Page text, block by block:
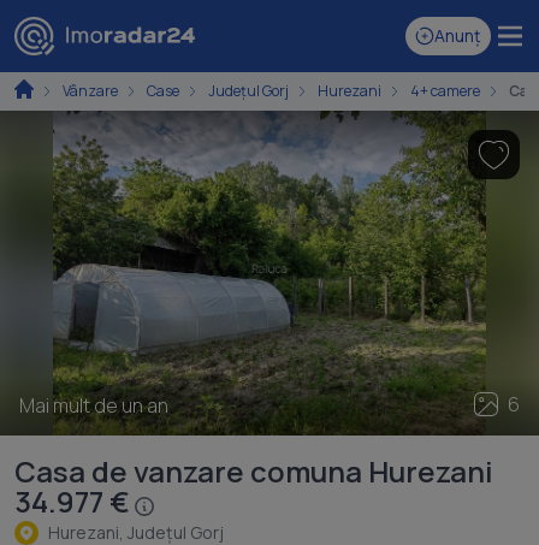
Anunț
Vânzare Case Județul Gorj Hurezani 4+ camere
Mai mult de un an 6
Casa de vanzare comuna Hurezani
34.977 €
Hurezani, Judeţul Gorj